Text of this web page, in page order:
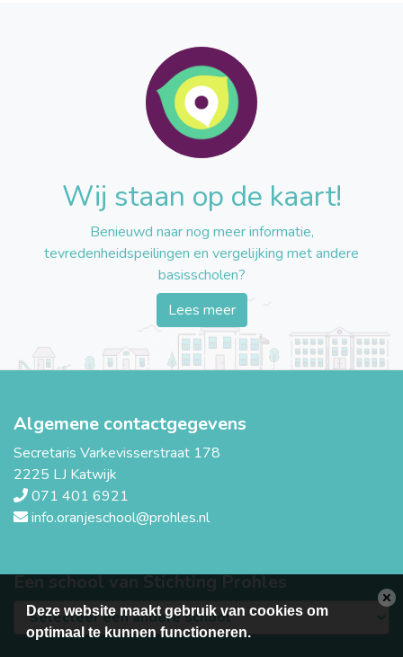
Wij staan op de kaart!
Benieuwd naar nog meer informatie,
tevredenheidspeilingen en vergelijking met andere
basisscholen?
Lees meer
Algemene contactgegevens
Secretaris Varkevisserstraat 178
2225 LJ Katwijk
071 401 6921
info.oranjeschool@prohles.nl
Een school van Stichting Prohles
Deze website maakt gebruik van cookies om
optimaal te kunnen functioneren.